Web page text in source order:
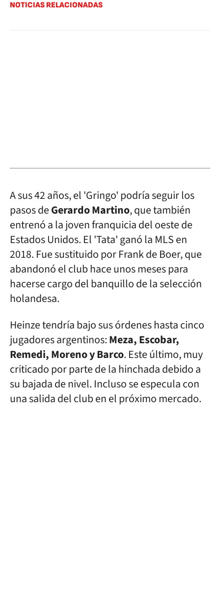
NOTICIAS RELACIONADAS
A sus 42 años, el 'Gringo' podría seguir los
pasos deGerardo Martino, que también
entrenó a la joven franquicia del oeste de
Estados Unidos. El 'Tata' ganó la MLS en
2018. Fue sustituido por Frank de Boer, que
abandonó el club hace unos meses para
hacerse cargo del banquillo de la selección
holandesa.
Heinze tendría bajo sus órdenes hasta cinco
jugadores argentinos:Meza, Escobar,
Remedi, Moreno y Barco. Este último, muy
criticado por parte de la hinchada debido a
su bajada de nivel. Incluso se especula con
una salida del club en el próximo mercado.